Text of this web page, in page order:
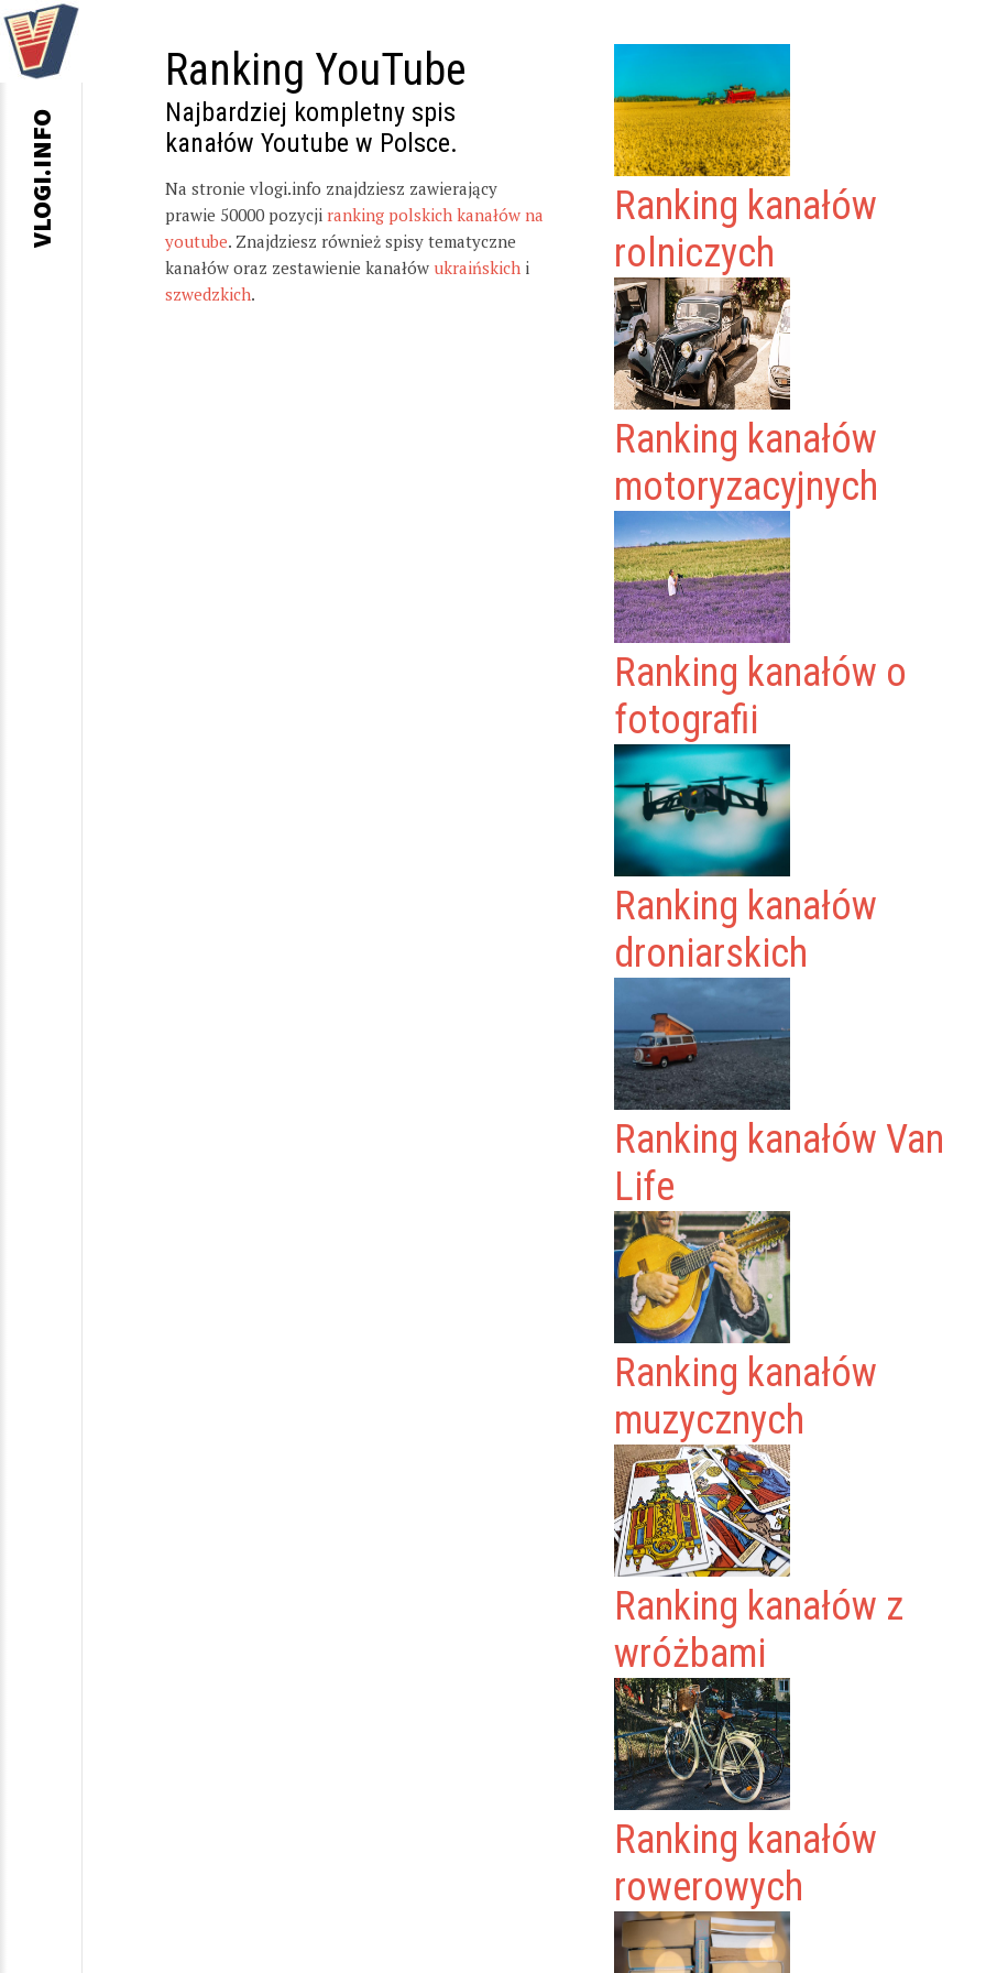
Ranking YouTube
Najbardziej kompletny spis
kanałów Youtube w Polsce.
Na stronie vlogi.info znajdziesz zawierający
prawie 50000 pozycji ranking polskich kanałów na
youtube. Znajdziesz również spisy tematyczne
kanałów oraz zestawienie kanałów ukraińskich i
szwedzkich.
Ranking kanałów
rolniczych
Ranking kanałów
motoryzacyjnych
Ranking kanałów o
fotografii
Ranking kanałów
droniarskich
Ranking kanałów Van
Life
Ranking kanałów
muzycznych
Ranking kanałów z
wróżbami
Ranking kanałów
rowerowych
VLOGI.INFO